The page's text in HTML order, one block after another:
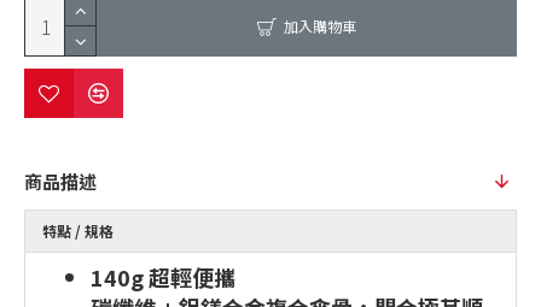
加入購物車
商品描述
特點 / 規格
140g 超輕便攜